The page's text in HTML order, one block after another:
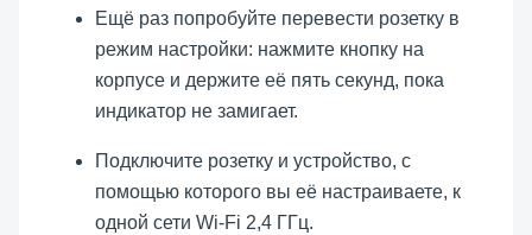
Ещё раз попробуйте перевести розетку в
режим настройки: нажмите кнопку на
корпусе и держите её пять секунд, пока
индикатор не замигает.
Подключите розетку и устройство, с
помощью которого вы её настраиваете, к
одной сети Wi-Fi 2,4 ГГц.